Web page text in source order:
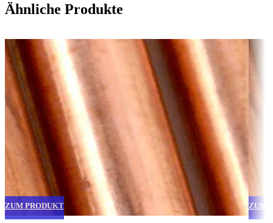
Ähnliche Produkte
ZUM PRODUKT ZUM